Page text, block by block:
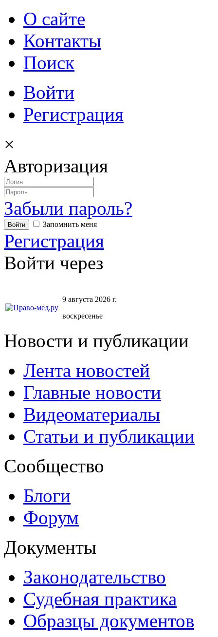
О сайте
Контакты
Поиск
Войти
Регистрация
×
Авторизация
Забыли пароль?
Запомнить меня
Регистрация
Войти через
9 августа 2026 г.
воскресенье
Новости и публикации
Лента новостей
Главные новости
Видеоматериалы
Статьи и публикации
Сообщество
Блоги
Форум
Документы
Законодательство
Судебная практика
Образцы документов